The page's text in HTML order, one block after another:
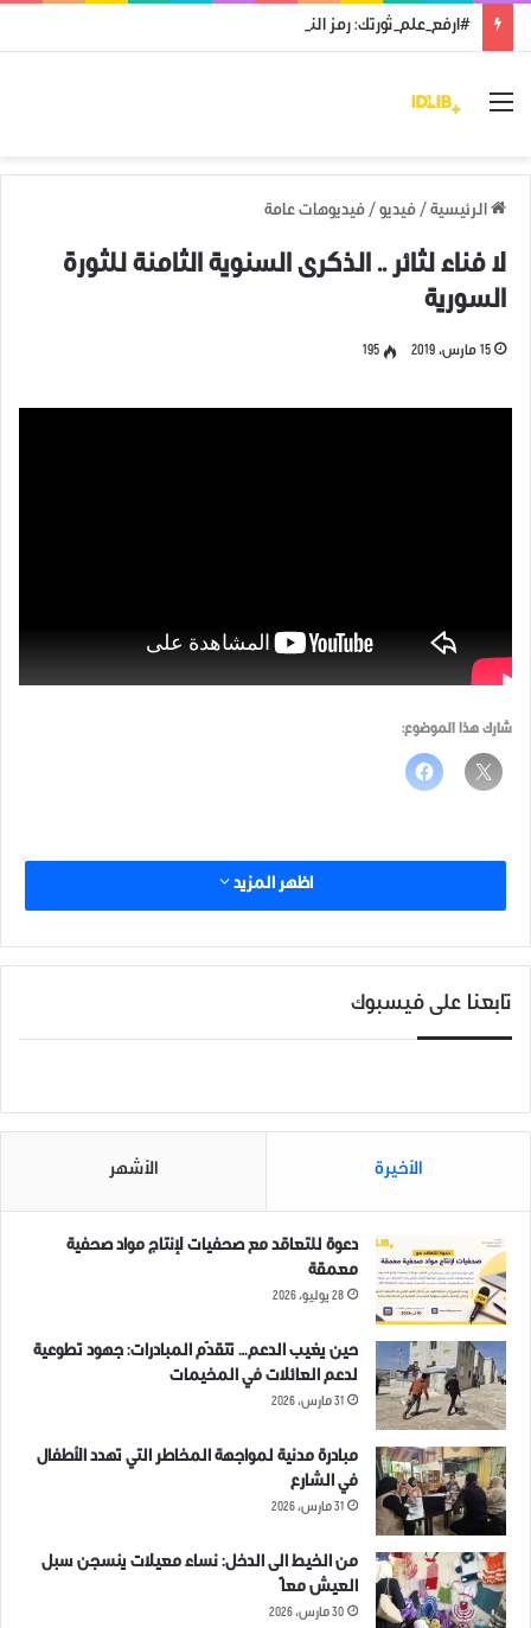
#ارفع_علم_ثورتك: رمز النضال ووحدة الهدف
القائمة
الرئيسية / فيديو / فيديوهات عامة
لا فناء لثائر .. الذكرى السنوية الثامنة للثورة
السورية
15 مارس، 2019 195
شارك هذا الموضوع:
اظهر المزيد
تابعنا على فيسبوك
الأخيرة الأشهر
دعوة للتعاقد مع صحفيات لإنتاج مواد صحفية
معمقة
28 يوليو، 2026
حين يغيب الدعم… تتقدّم المبادرات: جهود تطوعية
لدعم العائلات في المخيمات
31 مارس، 2026
مبادرة مدنية لمواجهة المخاطر التي تهدد الأطفال
في الشارع
31 مارس، 2026
من الخيط الى الدخل: نساء معيلات ينسجن سبل
العيش معاً
30 مارس، 2026